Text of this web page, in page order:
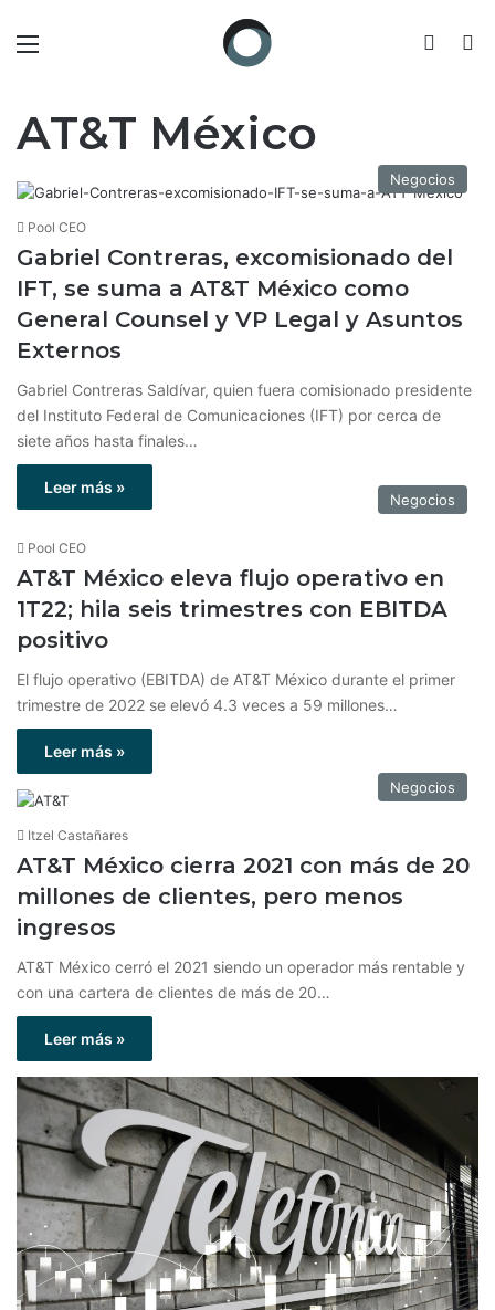
AT&T México
Negocios
Pool CEO
Gabriel Contreras, excomisionado del
IFT, se suma a AT&T México como
General Counsel y VP Legal y Asuntos
Externos
Gabriel Contreras Saldívar, quien fuera comisionado presidente
del Instituto Federal de Comunicaciones (IFT) por cerca de
siete años hasta finales…
Leer más »
Negocios
Pool CEO
AT&T México eleva flujo operativo en
1T22; hila seis trimestres con EBITDA
positivo
El flujo operativo (EBITDA) de AT&T México durante el primer
trimestre de 2022 se elevó 4.3 veces a 59 millones…
Leer más »
Negocios
Itzel Castañares
AT&T México cierra 2021 con más de 20
millones de clientes, pero menos
ingresos
AT&T México cerró el 2021 siendo un operador más rentable y
con una cartera de clientes de más de 20…
Leer más »